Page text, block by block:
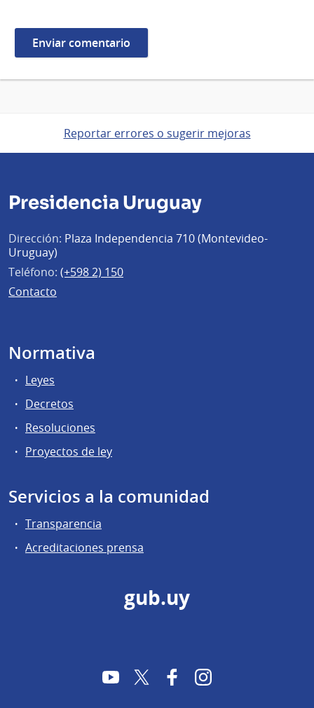
Reportar errores o sugerir mejoras
Presidencia Uruguay
Dirección: Plaza Independencia 710 (Montevideo-
Uruguay)
Teléfono: (+598 2) 150
Contacto
Normativa
Leyes
Decretos
Resoluciones
Proyectos de ley
Servicios a la comunidad
Transparencia
Acreditaciones prensa
gub.uy
YouTubeTwitter FacebookInstagram